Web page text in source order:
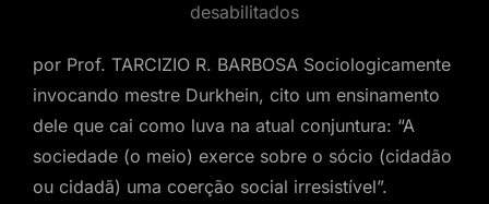
desabilitados
por Prof. TARCIZIO R. BARBOSA Sociologicamente
invocando mestre Durkhein, cito um ensinamento
dele que cai como luva na atual conjuntura: “A
sociedade (o meio) exerce sobre o sócio (cidadão
ou cidadã) uma coerção social irresistível”.